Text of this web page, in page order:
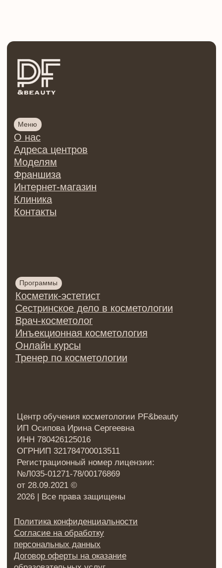
Центр обучения косметологии PF&beauty
ИП Осипова Ирина Сергеевна
ИНН 780426125016
ОГРНИП 321784700013511
Регистрационный номер лицензии:
№Л035-01271-78/00176869
от 28.09.2021 ©
2026 | Все права защищены
Политика конфиденциальности
Сестринское дело в косметологии
Врач-косметолог
Инъекционная косметология
Онлайн курсы